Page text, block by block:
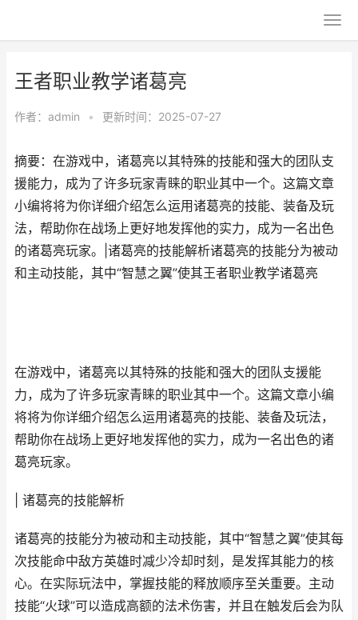
王者职业教学诸葛亮
作者： admin • 更新时间：2025-07-27
摘要：在游戏中，诸葛亮以其特殊的技能和强大的团队支
援能力，成为了许多玩家青睐的职业其中一个。这篇文章
小编将将为你详细介绍怎么运用诸葛亮的技能、装备及玩
法，帮助你在战场上更好地发挥他的实力，成为一名出色
的诸葛亮玩家。|诸葛亮的技能解析诸葛亮的技能分为被动
和主动技能，其中“智慧之翼”使其王者职业教学诸葛亮
在游戏中，诸葛亮以其特殊的技能和强大的团队支援能
力，成为了许多玩家青睐的职业其中一个。这篇文章小编
将将为你详细介绍怎么运用诸葛亮的技能、装备及玩法，
帮助你在战场上更好地发挥他的实力，成为一名出色的诸
葛亮玩家。
| 诸葛亮的技能解析
诸葛亮的技能分为被动和主动技能，其中“智慧之翼”使其每
次技能命中敌方英雄时减少冷却时刻，是发挥其能力的核
心。在实际玩法中，掌握技能的释放顺序至关重要。主动
技能“火球”可以造成高额的法术伤害，并且在触发后会为队